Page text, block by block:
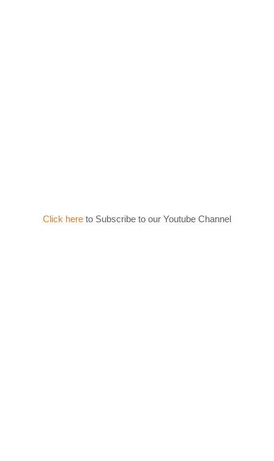
Click here to Subscribe to our Youtube Channel